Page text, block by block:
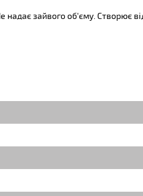
надає зайвого об'єму. Створює